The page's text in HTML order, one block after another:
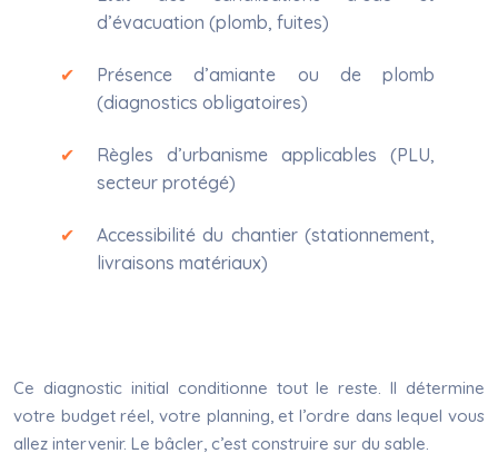
d’évacuation (plomb, fuites)
Présence d’amiante ou de plomb
(diagnostics obligatoires)
Règles d’urbanisme applicables (PLU,
secteur protégé)
Accessibilité du chantier (stationnement,
livraisons matériaux)
Ce diagnostic initial conditionne tout le reste. Il détermine
votre budget réel, votre planning, et l’ordre dans lequel vous
allez intervenir. Le bâcler, c’est construire sur du sable.